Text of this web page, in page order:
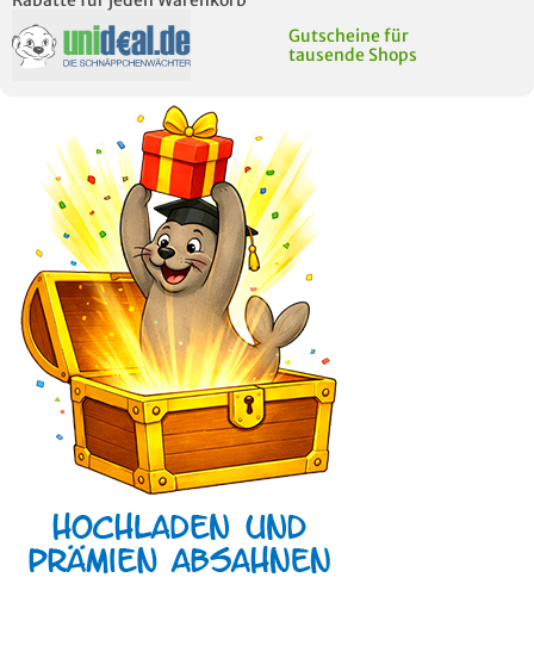
Gutscheine für
tausende Shops